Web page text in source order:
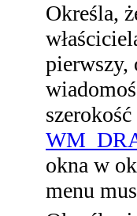
Określa,
pierwszy,
okna w
menu